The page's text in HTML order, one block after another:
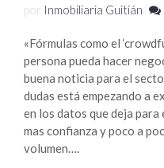
por Inmobiliaria Guitián
«Fórmulas como el
persona pueda hacer
buena noticia para el
dudas está empezando a
en los datos que deja
mas confianza y poco a
volumen….